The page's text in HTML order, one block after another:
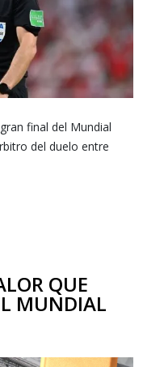
final del Mundial
del duelo entre
QUE
MUNDIAL